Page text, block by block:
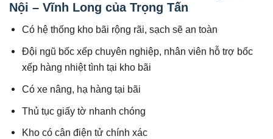
Nội – Vĩnh Long của Trọng Tấn
Có hệ thống kho bãi rộng rãi, sạch sẽ an toàn
Đội ngũ bốc xếp chuyên nghiệp, nhân viên hỗ trợ bốc
xếp hàng nhiệt tình tại kho bãi
Có xe nâng, hạ hàng tại bãi
Thủ tục giấy tờ nhanh chóng
Kho có cân điện tử chính xác